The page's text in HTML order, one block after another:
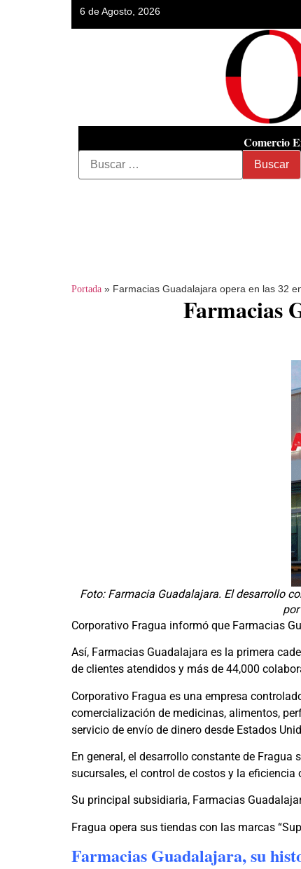
6 de Agosto, 2026
Comercio
Portada » Farmacias Guadalajara opera en las 32
Farmacias
Foto: Farmacia Guadalajara. El desarrollo
Corporativo Fragua informó que Farmacias
Así, Farmacias Guadalajara es la primera
de clientes atendidos y más de 44,000
Corporativo Fragua es una empresa
comercialización de medicinas, alimentos,
servicio de envío de dinero desde Estados
En general, el desarrollo constante de
sucursales, el control de costos y la eficiencia
Su principal subsidiaria, Farmacias
Fragua opera sus tiendas con las marcas
Farmacias Guadalajara, su